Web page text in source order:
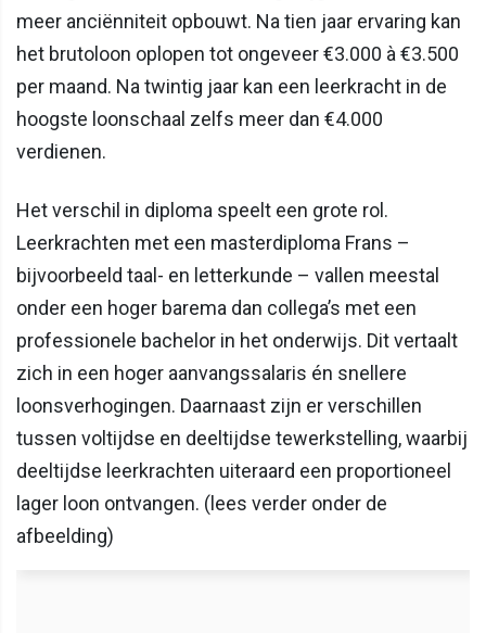
meer anciënniteit opbouwt. Na tien jaar ervaring kan
het brutoloon oplopen tot ongeveer €3.000 à €3.500
per maand. Na twintig jaar kan een leerkracht in de
hoogste loonschaal zelfs meer dan €4.000
verdienen.
Het verschil in diploma speelt een grote rol.
Leerkrachten met een masterdiploma Frans –
bijvoorbeeld taal- en letterkunde – vallen meestal
onder een hoger barema dan collega’s met een
professionele bachelor in het onderwijs. Dit vertaalt
zich in een hoger aanvangssalaris én snellere
loonsverhogingen. Daarnaast zijn er verschillen
tussen voltijdse en deeltijdse tewerkstelling, waarbij
deeltijdse leerkrachten uiteraard een proportioneel
lager loon ontvangen. (lees verder onder de
afbeelding)